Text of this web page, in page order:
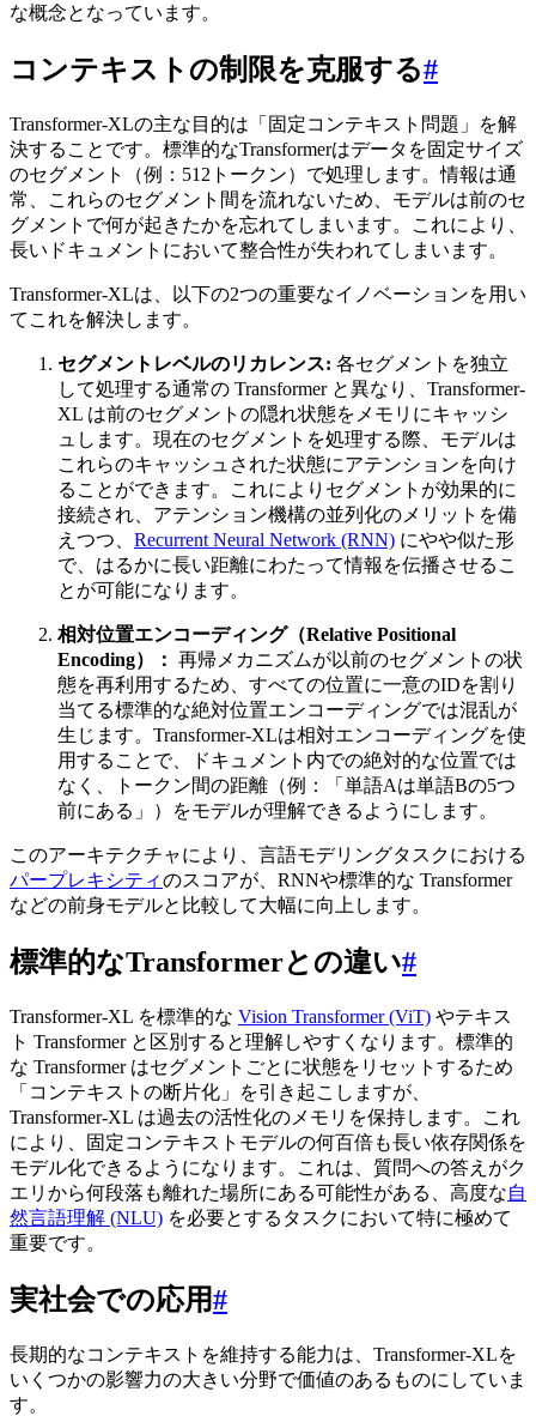
な概念となっています。
コンテキストの制限を克服する#
Transformer-XLの主な目的は「固定コンテキスト問題」を解
決することです。標準的なTransformerはデータを固定サイズ
のセグメント（例：512トークン）で処理します。情報は通
常、これらのセグメント間を流れないため、モデルは前のセ
グメントで何が起きたかを忘れてしまいます。これにより、
長いドキュメントにおいて整合性が失われてしまいます。
Transformer-XLは、以下の2つの重要なイノベーションを用い
てこれを解決します。
セグメントレベルのリカレンス: 各セグメントを独立
して処理する通常の Transformer と異なり、Transformer-
XL は前のセグメントの隠れ状態をメモリにキャッシ
ュします。現在のセグメントを処理する際、モデルは
これらのキャッシュされた状態にアテンションを向け
ることができます。これによりセグメントが効果的に
接続され、アテンション機構の並列化のメリットを備
えつつ、 Recurrent Neural Network (RNN) にやや似た形
で、はるかに長い距離にわたって情報を伝播させるこ
とが可能になります。
相対位置エンコーディング（Relative Positional
Encoding）： 再帰メカニズムが以前のセグメントの状
態を再利用するため、すべての位置に一意のIDを割り
当てる標準的な絶対位置エンコーディングでは混乱が
生じます。Transformer-XLは相対エンコーディングを使
用することで、ドキュメント内での絶対的な位置では
なく、トークン間の距離（例：「単語Aは単語Bの5つ
前にある」）をモデルが理解できるようにします。
このアーキテクチャにより、言語モデリングタスクにおける
パープレキシティのスコアが、RNNや標準的な Transformer
などの前身モデルと比較して大幅に向上します。
標準的なTransformerとの違い#
Transformer-XL を標準的な Vision Transformer (ViT) やテキス
ト Transformer と区別すると理解しやすくなります。標準的
な Transformer はセグメントごとに状態をリセットするため
「コンテキストの断片化」を引き起こしますが、
Transformer-XL は過去の活性化のメモリを保持します。これ
により、固定コンテキストモデルの何百倍も長い依存関係を
モデル化できるようになります。これは、質問への答えがク
エリから何段落も離れた場所にある可能性がある、高度な自
然言語理解 (NLU) を必要とするタスクにおいて特に極めて
重要です。
実社会での応用#
長期的なコンテキストを維持する能力は、Transformer-XLを
いくつかの影響力の大きい分野で価値のあるものにしていま
す。